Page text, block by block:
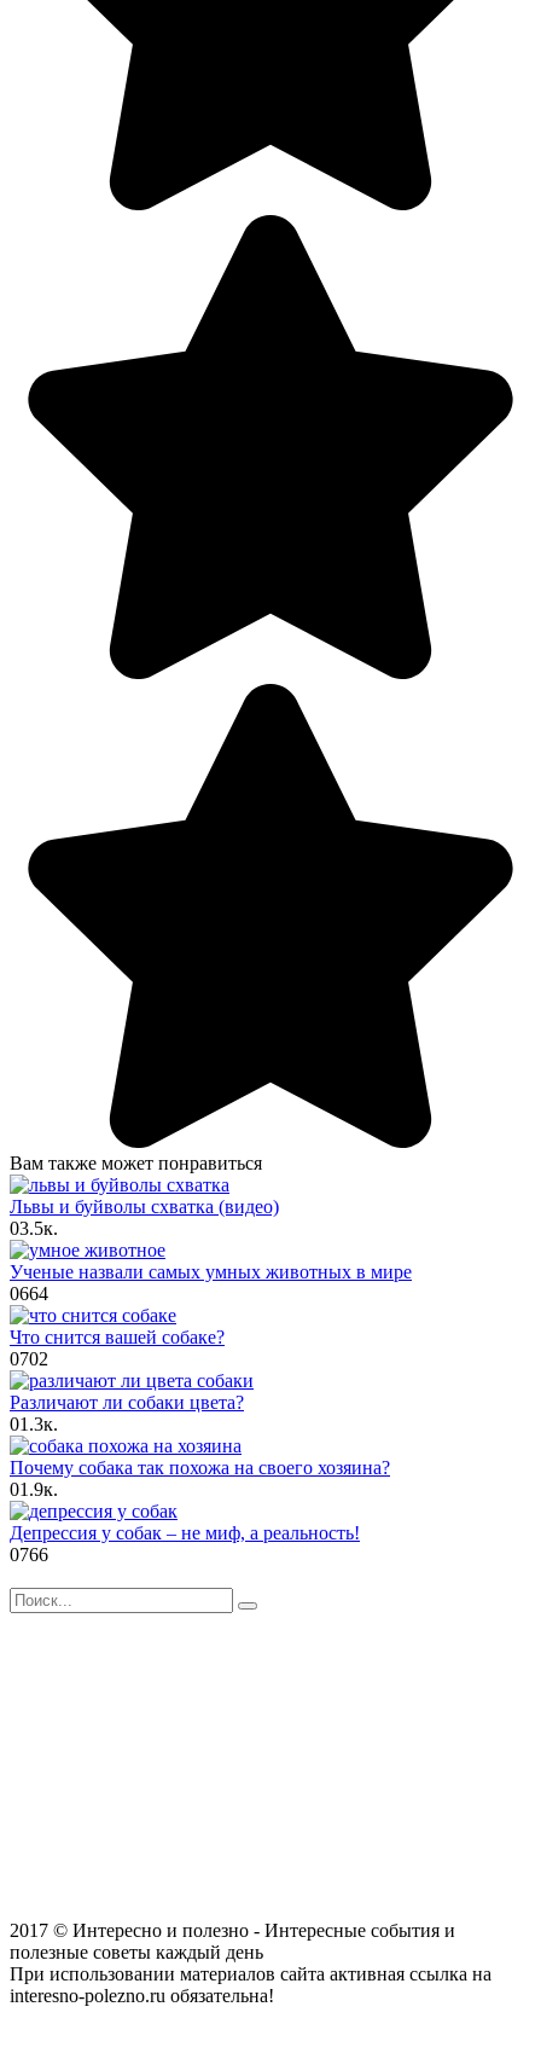
Вам также может понравиться
Львы и буйволы схватка (видео)
03.5к.
Ученые назвали самых умных животных в мире
0664
Что снится вашей собаке?
0702
Различают ли собаки цвета?
01.3к.
Почему собака так похожа на своего хозяина?
01.9к.
Депрессия у собак – не миф, а реальность!
0766
Search
for:
2017 © Интересно и полезно - Интересные события и
полезные советы каждый день
При использовании материалов сайта активная ссылка на
interesno-polezno.ru обязательна!